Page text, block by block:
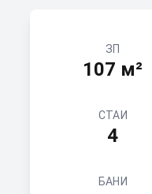
ЗП
107 м²
СТАИ
4
БАНИ